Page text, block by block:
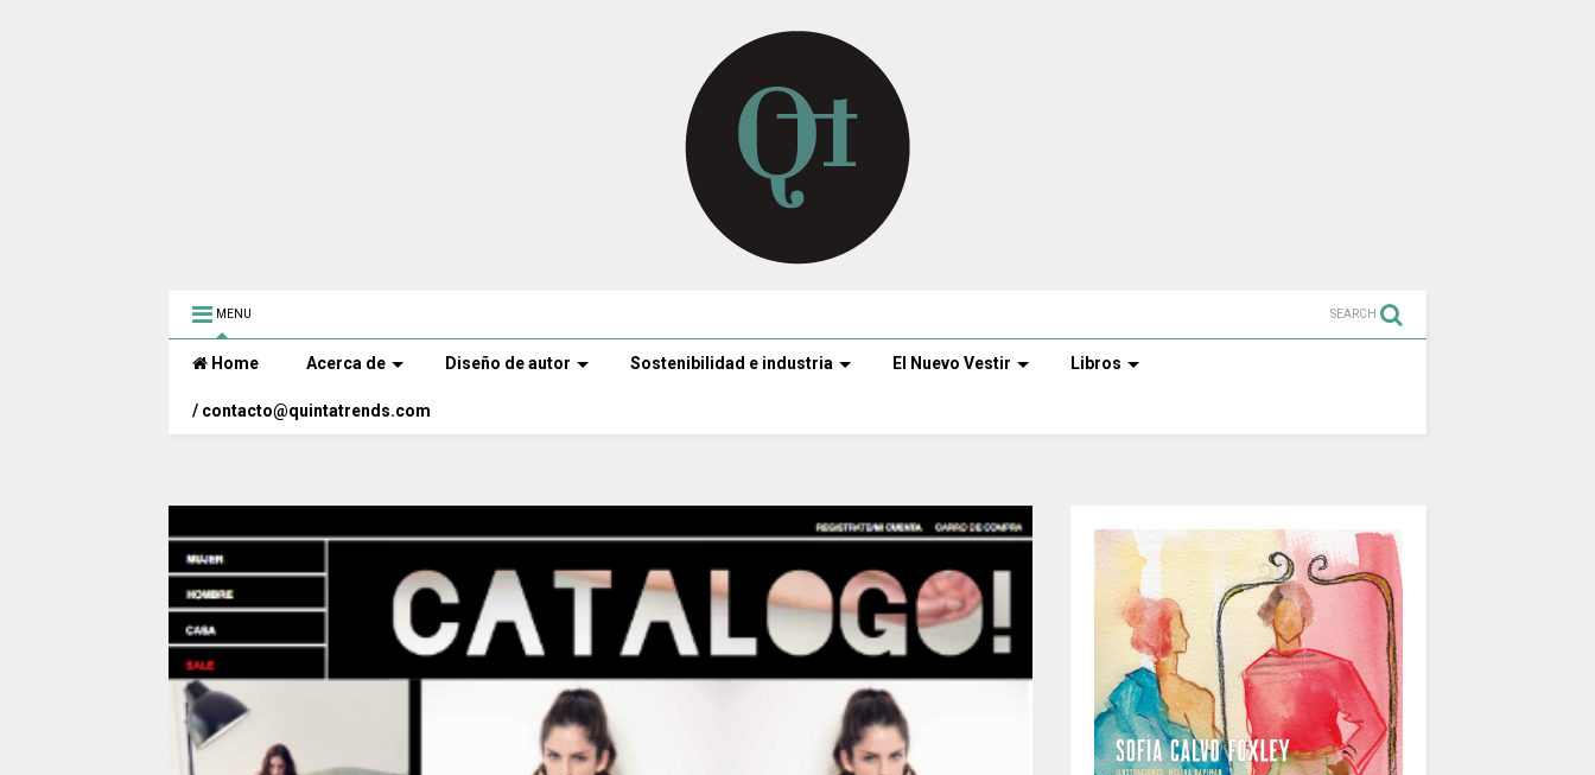
MENU SEARCH
Home Acerca de Diseño de autor Sostenibilidad e industria El Nuevo Vestir Libros
/ contacto@quintatrends.com